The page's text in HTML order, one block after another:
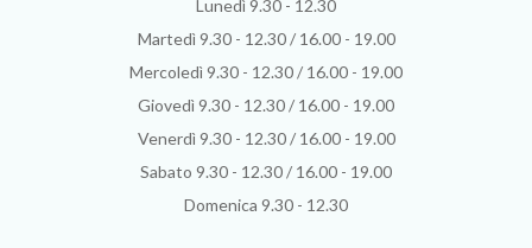
Lunedì 9.30 - 12.30
Martedì 9.30 - 12.30 / 16.00 - 19.00
Mercoledì 9.30 - 12.30 / 16.00 - 19.00
Giovedì 9.30 - 12.30 / 16.00 - 19.00
Venerdì 9.30 - 12.30 / 16.00 - 19.00
Sabato 9.30 - 12.30 / 16.00 - 19.00
Domenica 9.30 - 12.30